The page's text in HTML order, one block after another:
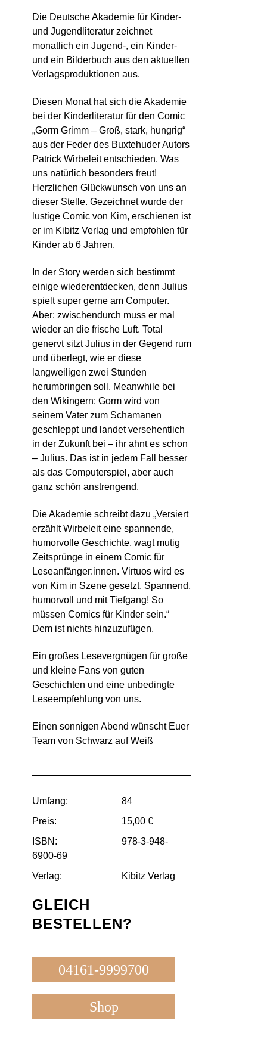
Die Deutsche Akademie für Kinder-
und Jugendliteratur zeichnet
monatlich ein Jugend-, ein Kinder-
und ein Bilderbuch aus den aktuellen
Verlagsproduktionen aus.
Diesen Monat hat sich die Akademie
bei der Kinderliteratur für den Comic
„Gorm Grimm – Groß, stark, hungrig“
aus der Feder des Buxtehuder Autors
Patrick Wirbeleit entschieden. Was
uns natürlich besonders freut!
Herzlichen Glückwunsch von uns an
dieser Stelle. Gezeichnet wurde der
lustige Comic von Kim, erschienen ist
er im Kibitz Verlag und empfohlen für
Kinder ab 6 Jahren.
In der Story werden sich bestimmt
einige wiederentdecken, denn Julius
spielt super gerne am Computer.
Aber: zwischendurch muss er mal
wieder an die frische Luft. Total
genervt sitzt Julius in der Gegend rum
und überlegt, wie er diese
langweiligen zwei Stunden
herumbringen soll. Meanwhile bei
den Wikingern: Gorm wird von
seinem Vater zum Schamanen
geschleppt und landet versehentlich
in der Zukunft bei – ihr ahnt es schon
– Julius. Das ist in jedem Fall besser
als das Computerspiel, aber auch
ganz schön anstrengend.
Die Akademie schreibt dazu „Versiert
erzählt Wirbeleit eine spannende,
humorvolle Geschichte, wagt mutig
Zeitsprünge in einem Comic für
Leseanfänger:innen. Virtuos wird es
von Kim in Szene gesetzt. Spannend,
humorvoll und mit Tiefgang! So
müssen Comics für Kinder sein.“
Dem ist nichts hinzuzufügen.
Ein großes Lesevergnügen für große
und kleine Fans von guten
Geschichten und eine unbedingte
Leseempfehlung von uns.
Einen sonnigen Abend wünscht Euer
Team von Schwarz auf Weiß
Umfang:
84
Preis:
15,00 €
ISBN:
978-3-948-
6900-69
Verlag:
Kibitz Verlag
GLEICH
BESTELLEN?
04161-9999700
Shop